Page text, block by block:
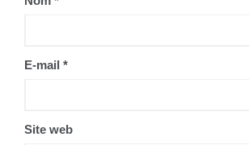
E-mail *
Site web